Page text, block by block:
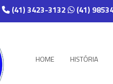
(41) 3423-3132 (41)
HOME HISTÓRIA